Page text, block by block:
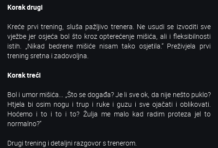
Korak drugi
Kreće prvi trening, sluša pažljivo trenera. Ne usudi se izvoditi sve
vježbe jer osjeća bol što kroz opterećenje mišića, ali i fleksibilnosti
istih. „Nikad bedrene mišiće nisam tako osjetila.“ Preživjela prvi
trening sretna i zadovoljna.
Korak treći
Bol i umor mišića... „Što se događa? Je li sve ok, da nije nešto puklo?
Htjela bi osim nogu i trup i ruke i guzu i sve ojačati i oblikovati.
Hoćemo i to i to i to? Žulja me malo kad radim proteza jel to
normalno?“
Drugi trening i detaljni razgovor s trenerom.